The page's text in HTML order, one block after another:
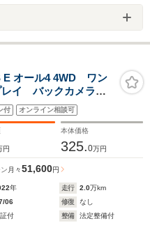
E オール4 4WD ワン
レイ バックカメラ
ラックアルミ 認定
付 オンライン相談可
円
本体価格
325.0万円
月々51,600円
年 走行 2.0万km
06 修復
なし
付 整備
法定整備付